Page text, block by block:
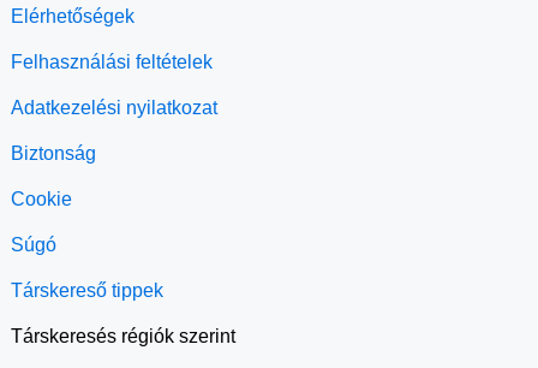
Elérhetőségek
Felhasználási feltételek
Adatkezelési nyilatkozat
Biztonság
Cookie
Súgó
Társkereső tippek
Társkeresés régiók szerint